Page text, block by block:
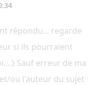
répondu... regarde
si ils pourraient
Sauf erreur de ma
ou l'auteur du sujet